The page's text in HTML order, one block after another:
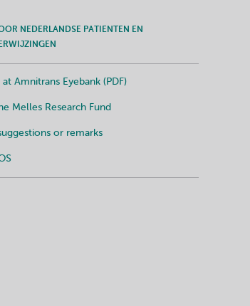
NEDERLANDSE PATIENTEN EN
Amnitrans Eyebank (PDF)
Melles Research Fund
or remarks